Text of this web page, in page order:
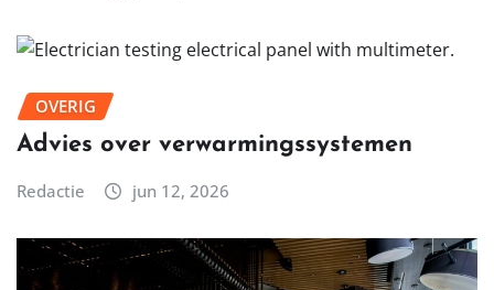
OVERIG
Advies over verwarmingssystemen
Redactie jun 12, 2026